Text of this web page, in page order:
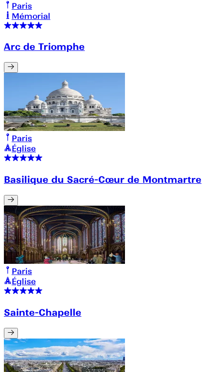
Paris
Mémorial
Arc de Triomphe
Paris
Église
Basilique du Sacré-Cœur de Montmartre
Paris
Église
Sainte-Chapelle